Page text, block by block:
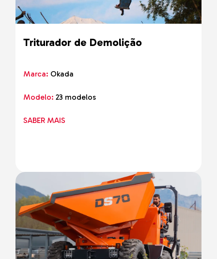
Triturador de Demolição
Marca: Okada
Modelo: 23 modelos
SABER MAIS